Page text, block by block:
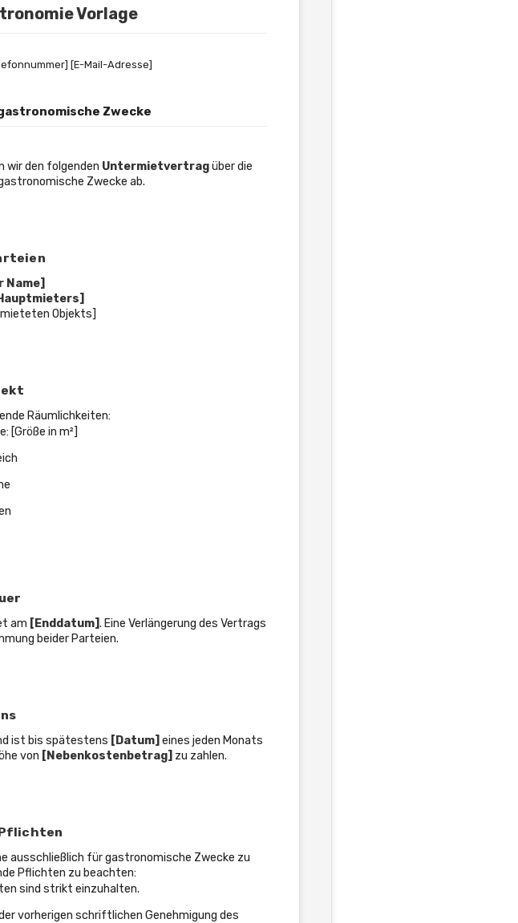
Vorlage
[E-Mail-Adresse]
Zwecke
wir den folgenden Untermietvertragüber die
Zwecke ab.
Name]
Objekts]
Räumlichkeiten:
[Größe in m²]
am [Enddatum]. Eine Verlängerung des Vertrags
beider Parteien.
ist bis spätestens [Datum] eines jeden Monats
von [Nebenkostenbetrag] zu zahlen.
ausschließlich für gastronomische Zwecke zu
Pflichten zu beachten:
sind strikt einzuhalten.
vorherigen schriftlichen Genehmigung des